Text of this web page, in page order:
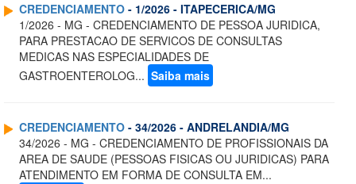
CREDENCIAMENTO - 1/2026 - ITAPECERICA/MG
1/2026 - MG - CREDENCIAMENTO DE PESSOA JURIDICA,
PARA PRESTACAO DE SERVICOS DE CONSULTAS
MEDICAS NAS ESPECIALIDADES DE
GASTROENTEROLOG... Saiba mais
CREDENCIAMENTO - 34/2026 - ANDRELANDIA/MG
34/2026 - MG - CREDENCIAMENTO DE PROFISSIONAIS DA
AREA DE SAUDE (PESSOAS FISICAS OU JURIDICAS) PARA
ATENDIMENTO EM FORMA DE CONSULTA EM...